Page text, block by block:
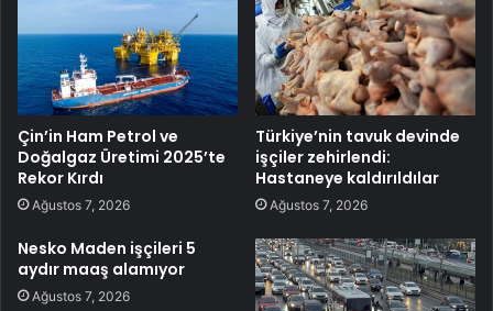
Çin’in Ham Petrol ve
Doğalgaz Üretimi 2025’te
Rekor Kırdı
Ağustos 7, 2026
Türkiye’nin tavuk devinde
işçiler zehirlendi:
Hastaneye kaldırıldılar
Ağustos 7, 2026
Nesko Maden işçileri 5
aydır maaş alamıyor
Ağustos 7, 2026